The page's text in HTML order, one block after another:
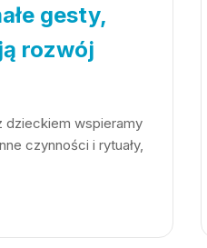
gesty,
rozwój
dzieckiem wspieramy
czynności i rytuały,